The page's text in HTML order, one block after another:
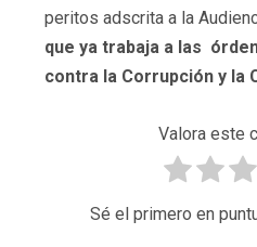
peritos adscrita a la
que ya trabaja a las
contra la Corrupción y la
Valora este
Sé el primero en